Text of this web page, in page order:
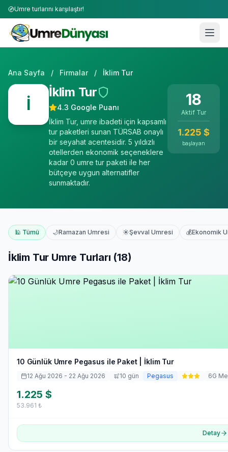
Umre turlarını karşılaştır!
Ana Sayfa / Firmalar / İklim Tur
İ
İklim Tur
4.3 Google Puanı
İklim Tur, umre ibadeti için kapsamlı
tur paketleri sunan TÜRSAB onaylı
bir seyahat acentesidir. 5 yıldızlı
otellerden ekonomik seçeneklere
kadar 0 umre tur paketi ile her
bütçeye uygun alternatifler
sunmaktadır.
18
Aktif Tur
1.225 $
başlayan
🕌 Tümü 🌙Ramazan Umresi ☀️Şevval Umresi 💰Ekonomik
İklim Tur Umre Turları (18)
10 Günlük Umre Pegasus ile Paket | İklim Tur
12 Ağu 2026 - 22 Ağu 2026 10 gün Pegasus 6G
1.225 $
53.961 ₺
Detay